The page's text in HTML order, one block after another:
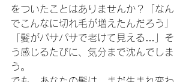
をついたことはありませんか？「なん
でこんなに切れ毛が増えたんだろう」
「髪がパサパサで老けて見える…」そ
う感じるたびに、気分まで沈んでしま
う。